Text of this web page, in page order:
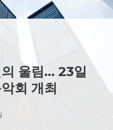
울림… 23일
회 개최